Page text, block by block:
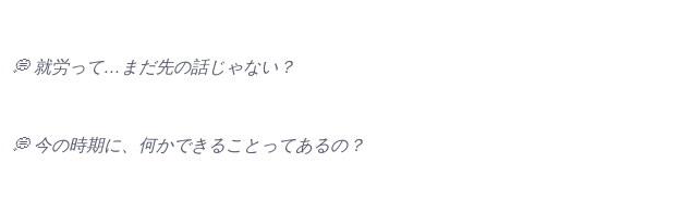
💭 就労って…まだ先の話じゃない？
💭 今の時期に、何かできることってあるの？